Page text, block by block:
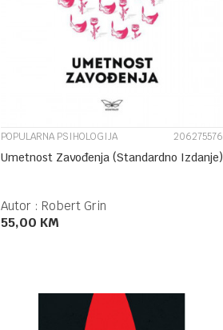
UPOREDI
POPULARNA PSIHOLOGIJA 206275576
Umetnost Zavođenja (Standardno Izdanje)
Autor : Robert Grin
55,00 KM